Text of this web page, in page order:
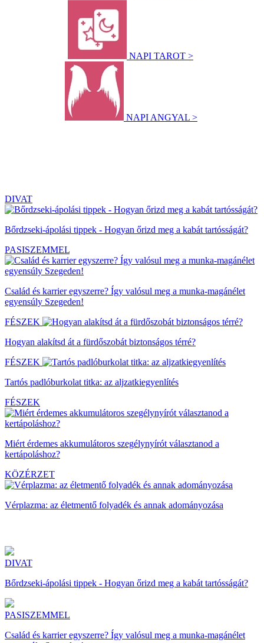
NAPI TAROT >
NAPI ANGYAL >
DIVAT
Bőrdzseki-ápolási tippek - Hogyan őrizd meg a kabát tartósságát?
PASISZEMMEL
Család és karrier egyszerre? Így valósul meg a munka-magánélet
egyensúly Szegeden!
FÉSZEK
Hogyan alakítsd át a fürdőszobát biztonságos térré?
FÉSZEK
Tartós padlóburkolat titka: az aljzatkiegyenlítés
FÉSZEK
Miért érdemes akkumulátoros szegélynyírót választanod a
kertápoláshoz?
KÖZÉRZET
Vérplazma: az életmentő folyadék és annak adományozása
DIVAT
Bőrdzseki-ápolási tippek - Hogyan őrizd meg a kabát tartósságát?
PASISZEMMEL
Család és karrier egyszerre? Így valósul meg a munka-magánélet